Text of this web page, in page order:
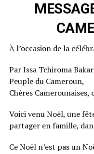
À l’occasion de la
Par Issa Tchiroma
Peuple du Cameroun,
Chères Camerounaises,
Voici venu Noël, une
partager en famille,
Ce Noël n’est pas un